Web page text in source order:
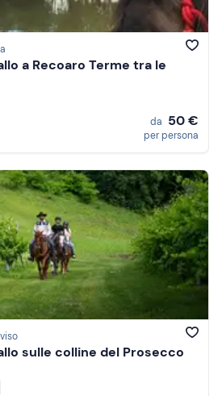
a Recoaro Terme tra le
da 50 €
per persona
sulle colline del Prosecco